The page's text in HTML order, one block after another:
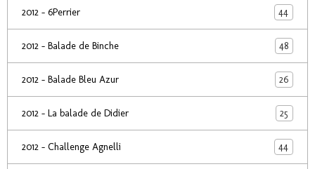
2012 - 6Perrier 44
2012 - Balade de Binche 48
2012 - Balade Bleu Azur 26
2012 - La balade de Didier 25
2012 - Challenge Agnelli 44